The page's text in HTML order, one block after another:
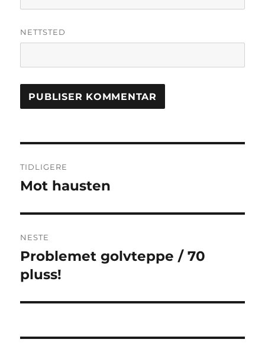
NETTSTED
TIDLIGERE
Forrige
Mot hausten
NESTE
Neste
innlegg:
Problemet golvteppe / 70
pluss!